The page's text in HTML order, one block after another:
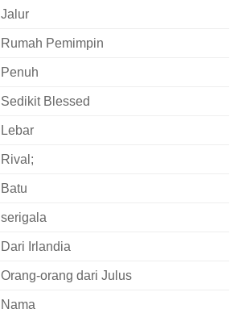
Jalur
Rumah Pemimpin
Penuh
Sedikit Blessed
Lebar
Rival;
Batu
serigala
Dari Irlandia
Orang-orang dari Julus
Nama